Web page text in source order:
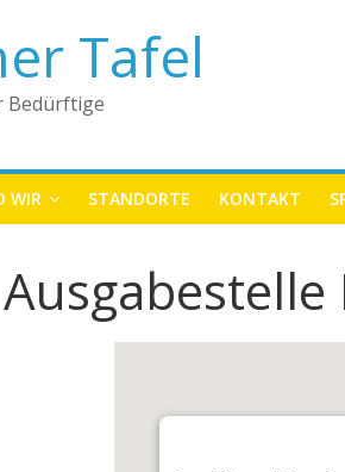
Tafel
Bedürftige
WIR STANDORTE KONTAKT